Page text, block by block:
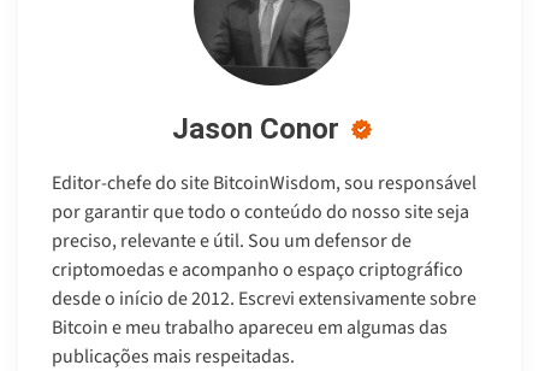
Jason Conor
Editor-chefe do site BitcoinWisdom, sou responsável
por garantir que todo o conteúdo do nosso site seja
preciso, relevante e útil. Sou um defensor de
criptomoedas e acompanho o espaço criptográfico
desde o início de 2012. Escrevi extensivamente sobre
Bitcoin e meu trabalho apareceu em algumas das
publicações mais respeitadas.